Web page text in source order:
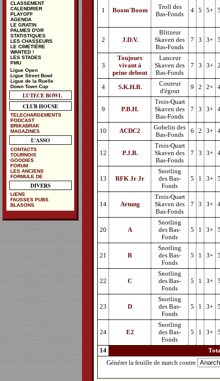
Générer la feuille de match contre
1 Boom'Boom
Troll des
Bas-Fonds
4 5 5+
2 J.D.V.
Blitzeur
Skaven des
Bas-Fonds
7 3 3+
3
Toujours
vivant à
peine debout
Lanceur
Skaven des
Bas-Fonds
7 3 3+
4 S.K.H.B.
Coureur
d'égout
9 2 2+
9 P.B.H.
Trois-Quart
Skaven des
Bas-Fonds
7 3 3+
10 ACDC2
Gobelin des
Bas-Fonds
6 2 3+
12 P.J.B.
Trois-Quart
Skaven des
Bas-Fonds
7 3 3+
13 RFK Jr Jr
Snotling
des Bas-
Fonds
5 1 3+
14 Artung
Trois-Quart
Skaven des
Bas-Fonds
7 3 3+
20 A
Snotling
des Bas-
Fonds
5 1 3+
21 B
Snotling
des Bas-
Fonds
5 1 3+
22 C
Snotling
des Bas-
Fonds
5 1 3+
23 D
Snotling
des Bas-
Fonds
5 1 3+
24 E2
Snotling
des Bas-
Fonds
5 1 3+
14
CLASSEMENT
CALENDRIER
PLAYOFF
AGENDA
LE GRATIN
PALMES D'OR
STATISTIQUES
LES CHASSEURS
LE CIMETIÈRE
WANTED !
LES STADES
PMU
Ligue Open
Ligue Street Bowl
Ligue de la Ruelle
Down Town Cup
LUTECE BOWL
CLUB HOUSE
TELECHARGEMENTS
PODCAST
BRIKABRAK
MAGAZINES
L'ASSO
CONTACTS
TOURNOIS
GOODIES
FORUM
LES ANCIENS
FORMULE DE
DIVERS
LIENS
FAUSSES PUBS
BLASONS